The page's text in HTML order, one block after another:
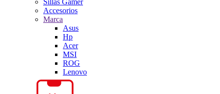
Accesorios
Marca
Asus
Hp
Acer
MSI
ROG
Lenovo